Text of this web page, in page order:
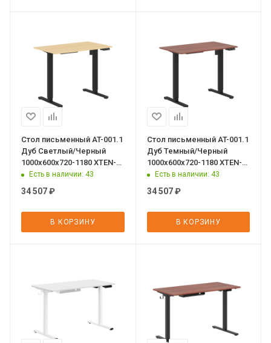
Стол письменный AT-001.1
Дуб Светлый/Черный
1000х600х720-1180 XTEN-
UPЕсть в наличии: 43
34 507₽
В КОРЗИНУ
Стол письменный AT-001.1
Дуб Темный/Черный
1000х600х720-1180 XTEN-
UPЕсть в наличии: 43
34 507₽
В КОРЗИНУ